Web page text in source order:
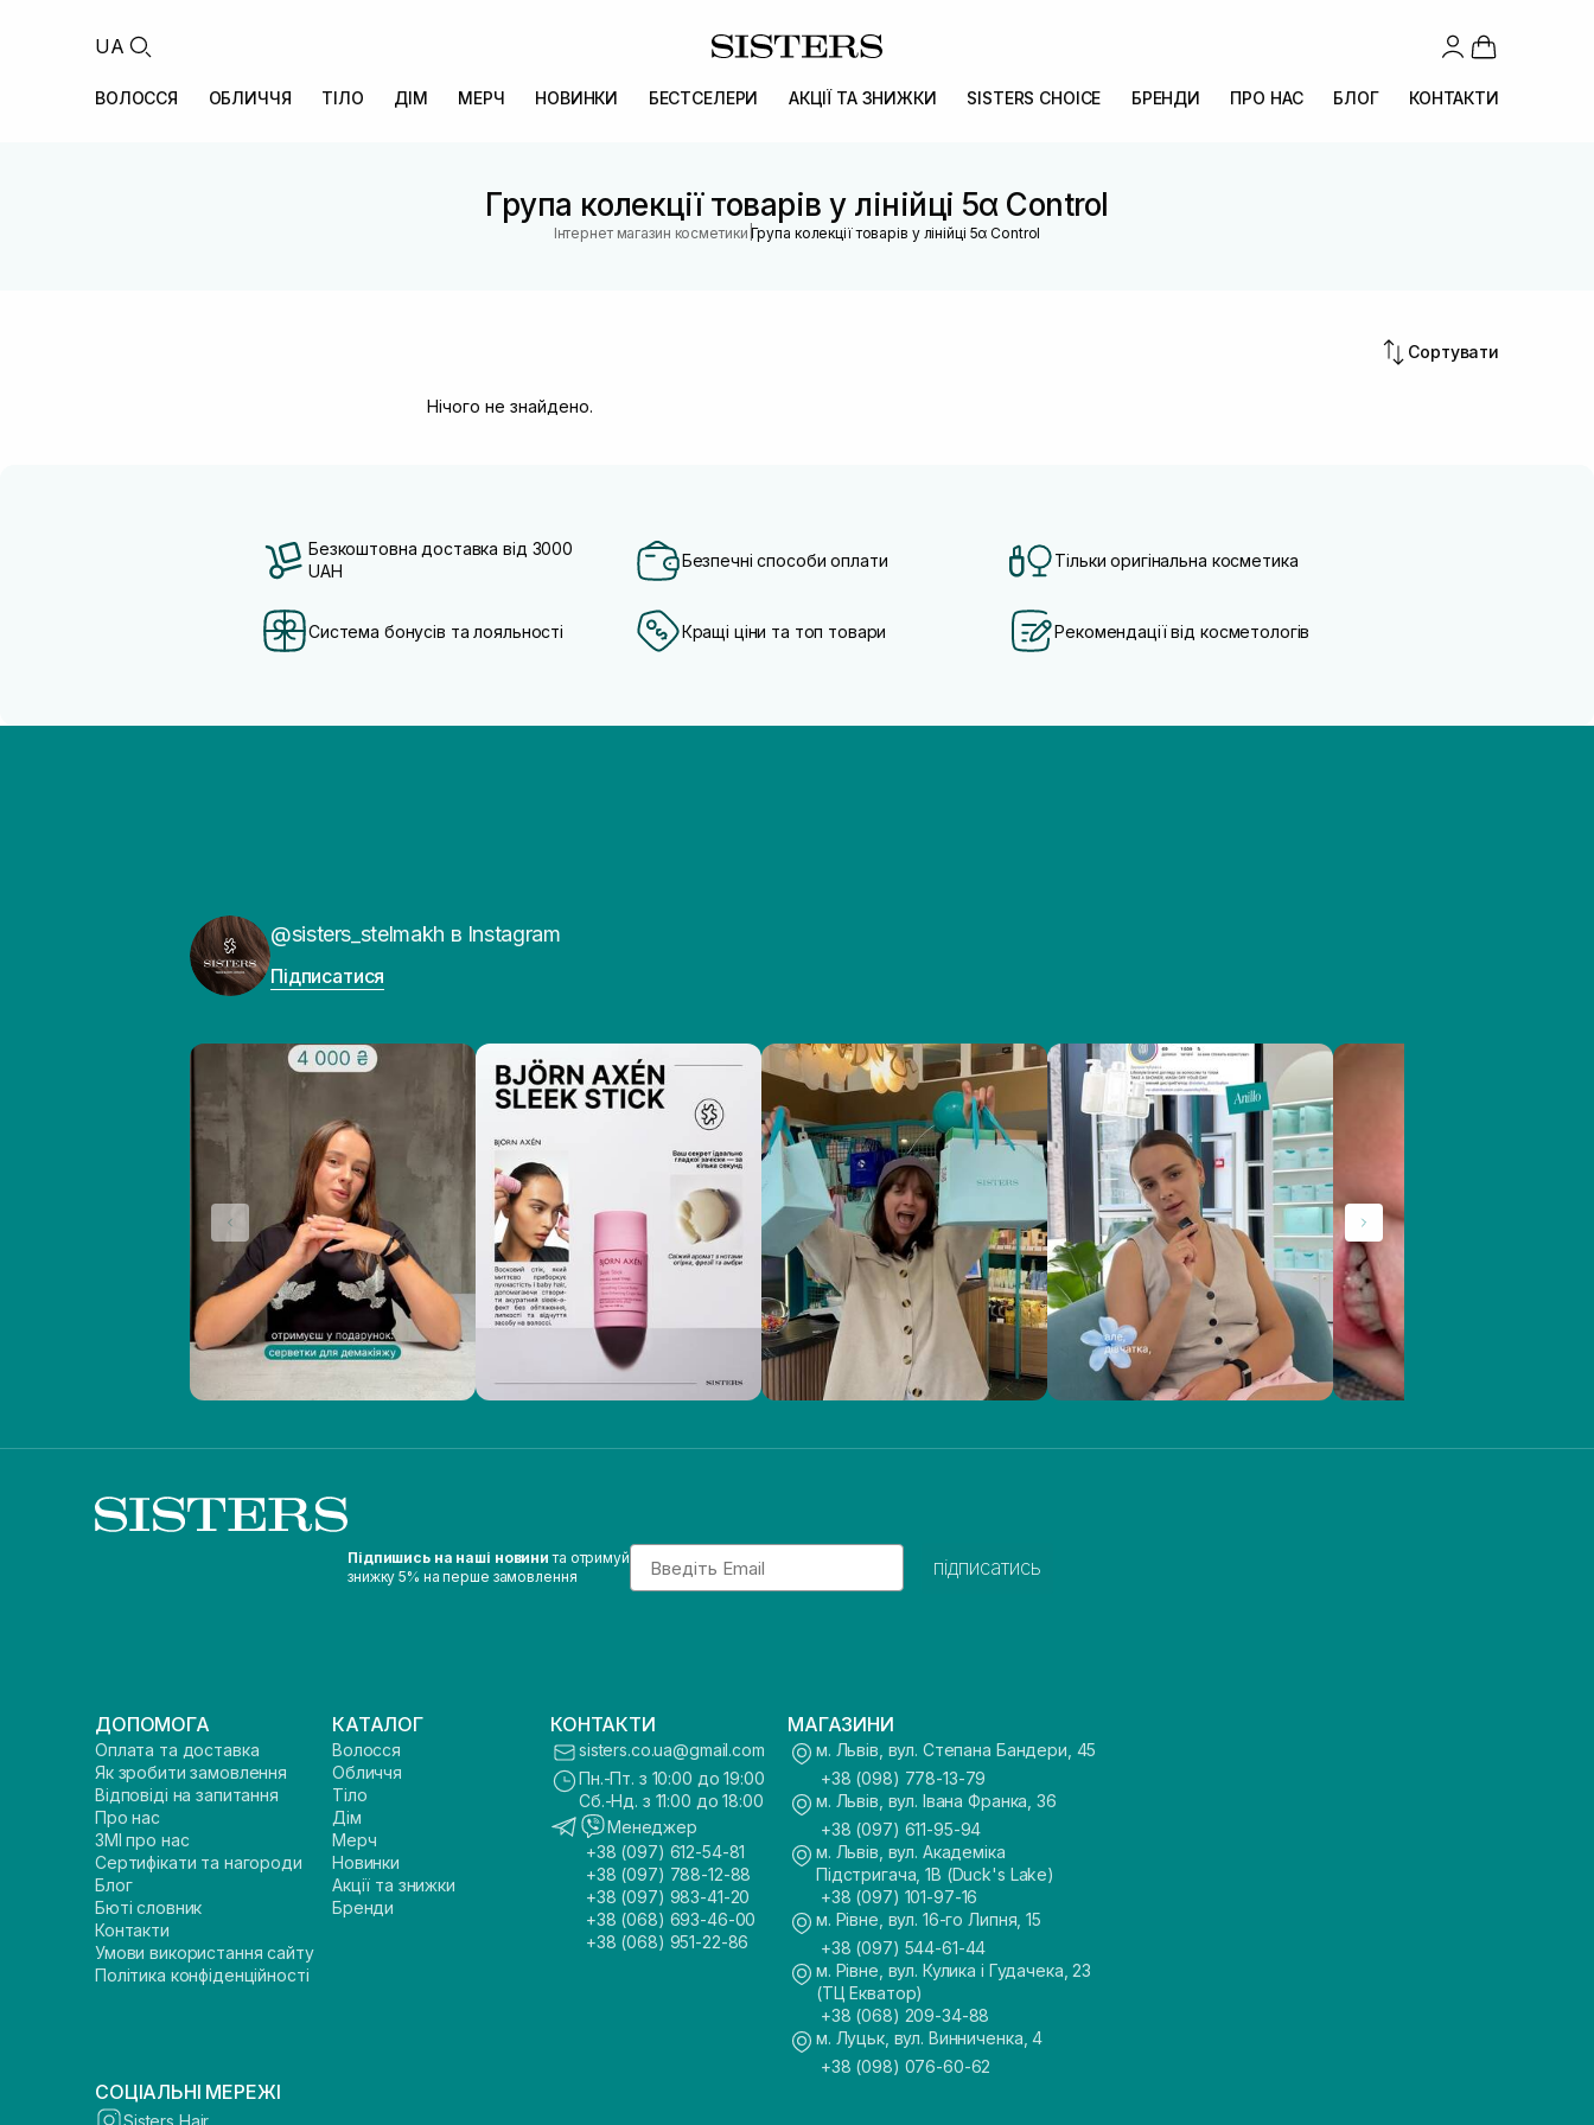
UA
ВОЛОССЯ ОБЛИЧЧЯ ТІЛО ДІМ МЕРЧ НОВИНКИ БЕСТСЕЛЕРИ АКЦІЇ ТА ЗНИЖКИ SISTERS CHOICE БРЕНДИ ПРО НАС БЛОГ КОНТАКТИ
Група колекції товарів у лінійці 5α Control
Інтернет магазин косметики |Група колекції товарів у лінійці 5α Control
Сортувати
Нічого не знайдено.
Безкоштовна доставка від 3000
UAH
Безпечні способи оплати Тільки оригінальна косметика
Система бонусів та лояльності Кращі ціни та топ товари Рекомендації від косметологів
@sisters_stelmakh в Instagram
Підписатися
Підпишись на наші новини та отримуй
знижку 5% на перше замовлення
Email
підписатись
ДОПОМОГА
Оплата та доставка
Як зробити замовлення
Відповіді на запитання
Про нас
ЗМІ про нас
Сертифікати та нагороди
Блог
Бюті словник
Контакти
Умови використання сайту
Політика конфіденційності
КАТАЛОГ
Волосся
Обличчя
Тіло
Дім
Мерч
Новинки
Акції та знижки
Бренди
КОНТАКТИ
sisters.co.ua@gmail.com
Пн.-Пт. з 10:00 до 19:00
Сб.-Нд. з 11:00 до 18:00
Менеджер
+38 (097) 612-54-81
+38 (097) 788-12-88
+38 (097) 983-41-20
+38 (068) 693-46-00
+38 (068) 951-22-86
МАГАЗИНИ
м. Львів, вул. Степана Бандери, 45
+38 (098) 778-13-79
м. Львів, вул. Івана Франка, 36
+38 (097) 611-95-94
м. Львів, вул. Академіка
Підстригача, 1В (Duck's Lake)
+38 (097) 101-97-16
м. Рівне, вул. 16-го Липня, 15
+38 (097) 544-61-44
м. Рівне, вул. Кулика і Гудачека, 23
(ТЦ Екватор)
+38 (068) 209-34-88
м. Луцьк, вул. Винниченка, 4
+38 (098) 076-60-62
СОЦІАЛЬНІ МЕРЕЖІ
Sisters Hair